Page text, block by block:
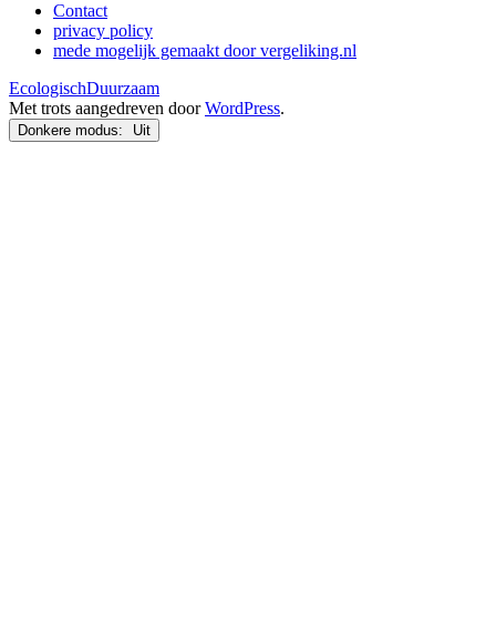
Contact
privacy policy
mede mogelijk gemaakt door vergeliking.nl
EcologischDuurzaam
Met trots aangedreven doorWordPress.
Donkere modus: